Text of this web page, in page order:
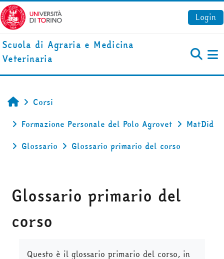
Vai al contenuto principale
Login
Scuola di Agraria e Medicina
Veterinaria
Home
Corsi
Formazione Personale del Polo Agrovet
MatDid
Glossario
Glossario primario del corso
Glossario primario del
corso
Questo è il glossario primario del corso, in